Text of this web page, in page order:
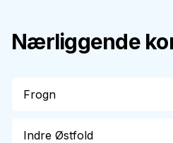
Nærliggende
Frogn
Indre Østfold